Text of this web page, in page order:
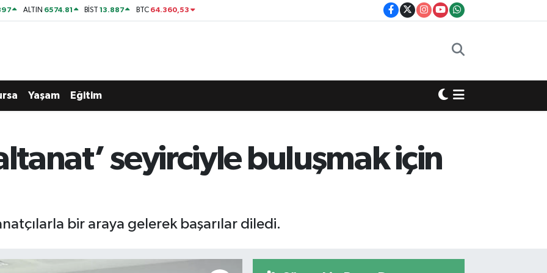
ALTIN 6574.81 BİST13.887 BTC 64.360,53
Yaşam Eğitim
seyirciyle buluşmak için
bir araya gelerek başarılar diledi.